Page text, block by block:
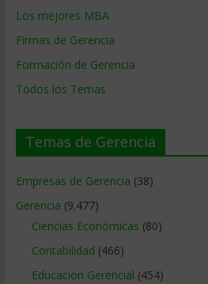
Los mejores MBA
Firmas de Gerencia
Formación de Gerencia
Todos los Temas
Temas de Gerencia
Empresas de Gerencia (38)
Gerencia (9.477)
Ciencias Económicas (80)
Contabilidad (466)
Educacion Gerencial (454)